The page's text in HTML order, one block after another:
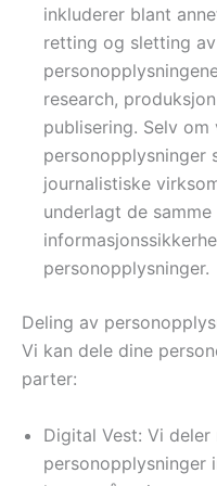
inkluderer blant
retting og sletting
research,
publisering. Selv om
personopplysninger
journalistiske
underlagt de
personopplysninger.
Deling av
Vi kan dele dine
parter:
Digital Vest: Vi
personopplysninger